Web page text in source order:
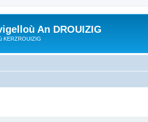
An DROUIZIG
KERZROUIZIG